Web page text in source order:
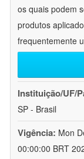
os quais podem
produtos
frequentemente
Instituição/UF/
SP - Brasil
Vigência: Mon
00:00:00 BRT